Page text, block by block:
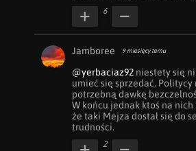
6
Jamboree 9 miesięcy temu
@yerbaciaz92 niestety się
umieć się sprzedać. Politycy
potrzebną dawkę
W końcu jednak ktoś na nich
że taki Mejza dostał się do
trudności.
2